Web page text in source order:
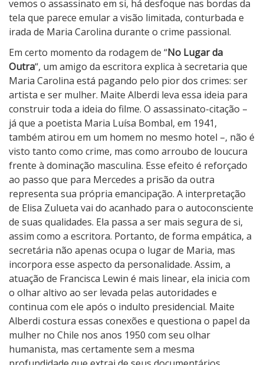
vemos o assassinato em si, há desfoque nas bordas da
tela que parece emular a visão limitada, conturbada e
irada de Maria Carolina durante o crime passional.
Em certo momento da rodagem de “No Lugar da
Outra“, um amigo da escritora explica à secretaria que
Maria Carolina está pagando pelo pior dos crimes: ser
artista e ser mulher. Maite Alberdi leva essa ideia para
construir toda a ideia do filme. O assassinato-citação –
já que a poetista Maria Luísa Bombal, em 1941,
também atirou em um homem no mesmo hotel –, não é
visto tanto como crime, mas como arroubo de loucura
frente à dominação masculina. Esse efeito é reforçado
ao passo que para Mercedes a prisão da outra
representa sua própria emancipação. A interpretação
de Elisa Zulueta vai do acanhado para o autoconsciente
de suas qualidades. Ela passa a ser mais segura de si,
assim como a escritora. Portanto, de forma empática, a
secretária não apenas ocupa o lugar de Maria, mas
incorpora esse aspecto da personalidade. Assim, a
atuação de Francisca Lewin é mais linear, ela inicia com
o olhar altivo ao ser levada pelas autoridades e
continua com ele após o indulto presidencial. Maite
Alberdi costura essas conexões e questiona o papel da
mulher no Chile nos anos 1950 com seu olhar
humanista, mas certamente sem a mesma